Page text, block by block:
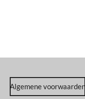
Algemene voorwaarden